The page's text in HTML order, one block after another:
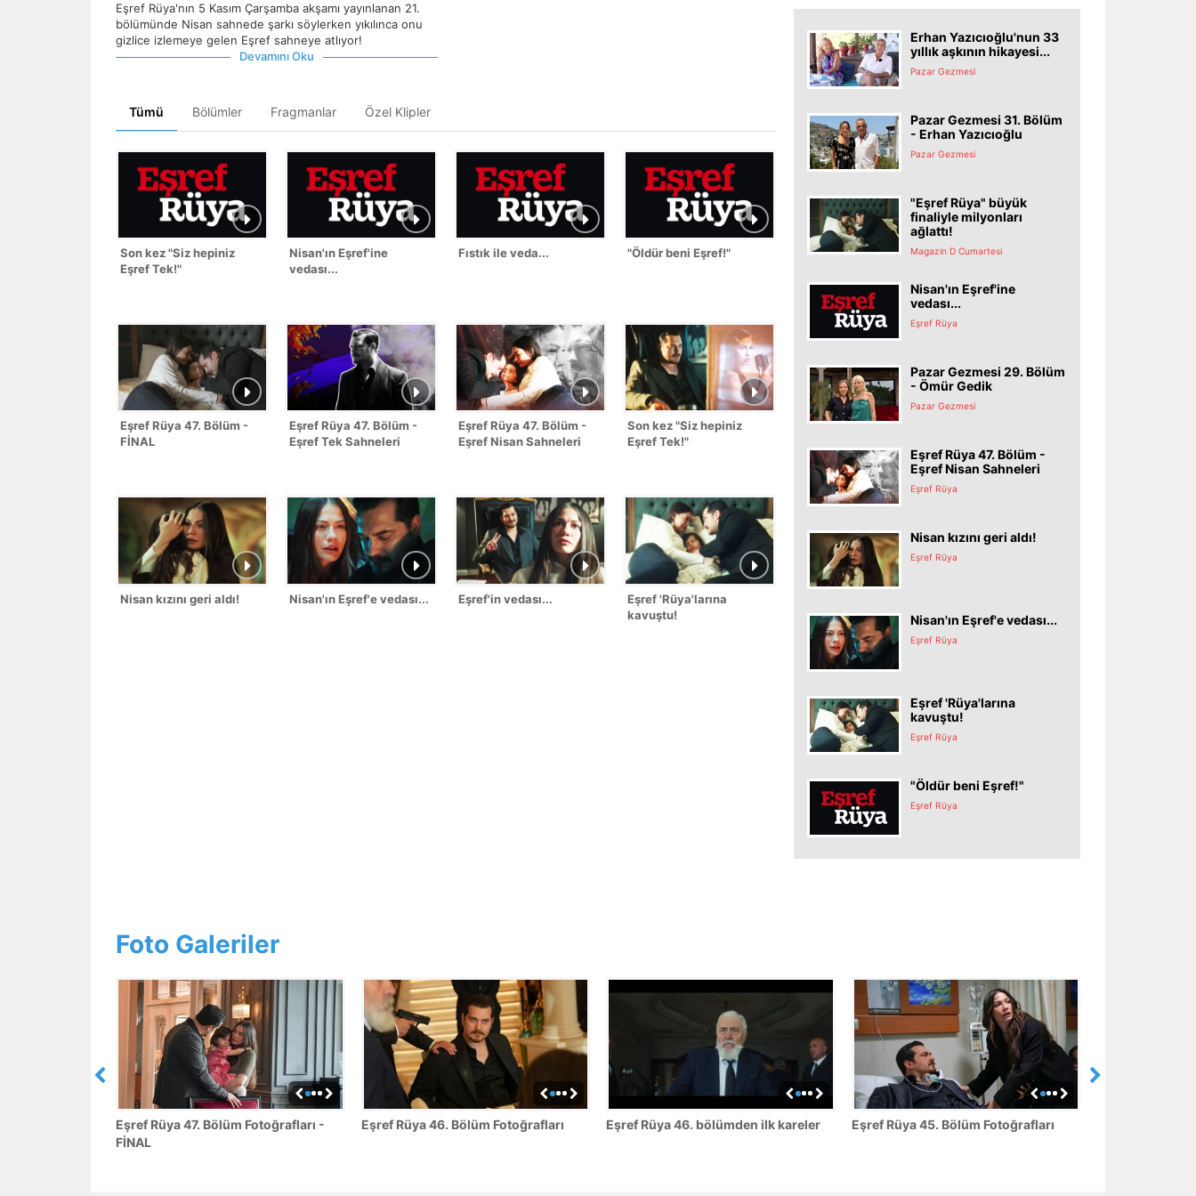
Eşref Rüya'nın 5 Kasım Çarşamba akşamı yayınlanan 21.
bölümünde Nisan sahnede şarkı söylerken yıkılınca onu
gizlice izlemeye gelen Eşref sahneye atlıyor!
Devamını Oku
Tümü Bölümler Fragmanlar Özel Klipler
Son kez "Siz hepiniz
Eşref Tek!"
Nisan'ın Eşref'ine
vedası...
Fıstık ile veda... "Öldür beni Eşref!"
Eşref Rüya 47. Bölüm -
FİNAL
Eşref Rüya 47. Bölüm -
Eşref Tek Sahneleri
Eşref Rüya 47. Bölüm -
Eşref Nisan Sahneleri
Son kez "Siz hepiniz
Eşref Tek!"
Nisan kızını geri aldı! Nisan'ın Eşref'e vedası... Eşref'in vedası...
Eşref 'Rüya'larına
kavuştu!
Erhan Yazıcıoğlu'nun 33
yıllık aşkının hikayesi...
Pazar Gezmesi
Pazar Gezmesi 31. Bölüm
- Erhan Yazıcıoğlu
Pazar Gezmesi
"Eşref Rüya" büyük
finaliyle milyonları
ağlattı!
Magazin D Cumartesi
Nisan'ın Eşref'ine
vedası...
Eşref Rüya
Pazar Gezmesi 29. Bölüm
- Ömür Gedik
Pazar Gezmesi
Eşref Rüya 47. Bölüm -
Eşref Nisan Sahneleri
Eşref Rüya
Nisan kızını geri aldı!
Eşref Rüya
Nisan'ın Eşref'e vedası...
Eşref Rüya
Eşref 'Rüya'larına
kavuştu!
Eşref Rüya
"Öldür beni Eşref!"
Eşref Rüya
Foto Galeriler
Eşref Rüya 47. Bölüm Fotoğrafları -
FİNAL
Eşref Rüya 46. Bölüm Fotoğrafları Eşref Rüya 46. bölümden ilk kareler Eşref Rüya 45. Bölüm Fotoğrafları